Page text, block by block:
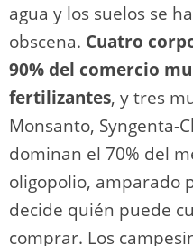
agua y los suelos se
obscena. Cuatro
90% del comercio
fertilizantes, y tres
Monsanto, Syngenta-
dominan el 70% del
oligopolio, amparado
decide quién puede
comprar. Los